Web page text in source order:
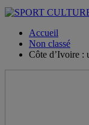
Accueil
Non classé
Côte d’Ivoire :